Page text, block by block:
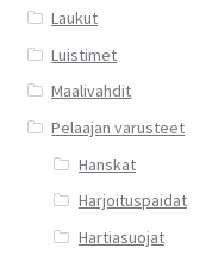
Laukut
Luistimet
Maalivahdit
Pelaajan varusteet
Hanskat
Harjoituspaidat
Hartiasuojat